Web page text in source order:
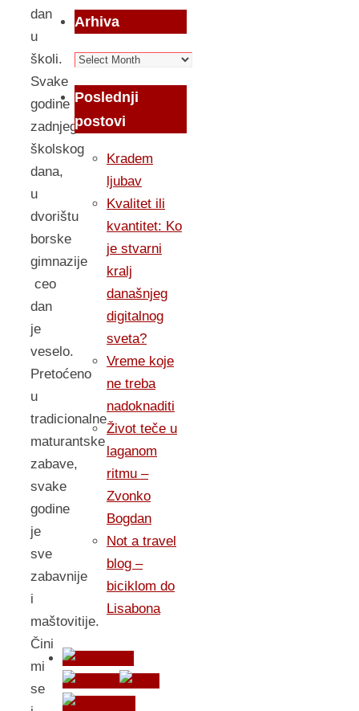
dan
u
školi.
Svake
godine
zadnjeg
školskog
dana,
u
dvorištu
borske
gimnazije
ceo
dan
je
veselo.
Pretoćeno
u
tradicionalne
maturantske
zabave,
svake
godine
je
sve
zabavnije
i
maštovitije.
Čini
mi
se
Arhiva
Arhiva
Poslednji
postovi
Kradem
ljubav
Kvalitet ili
kvantitet: Ko
je stvarni
kralj
današnjeg
digitalnog
sveta?
Vreme koje
ne treba
nadoknaditi
Život teče u
laganom
ritmu –
Zvonko
Bogdan
Not a travel
blog –
biciklom do
Lisabona